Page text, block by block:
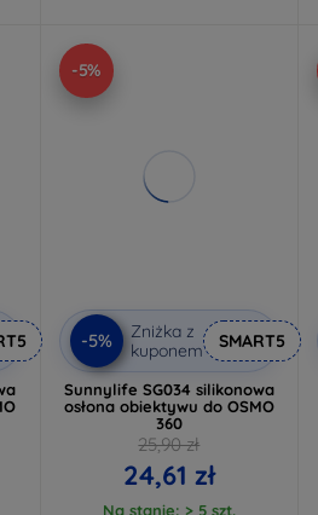
-5%
-5%
Zniżka z
kuponem
SMART5
Sunnylife SG034 silikonowa
osłona obiektywu do OSMO
360
25,90 zł
24,61 zł
Na stanie: > 5 szt.